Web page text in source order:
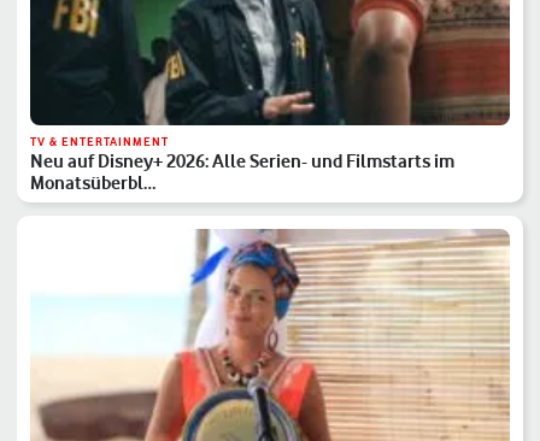
TV & ENTERTAINMENT
Neu auf Disney+ 2026: Alle Serien- und Filmstarts im
Monatsüberbl…